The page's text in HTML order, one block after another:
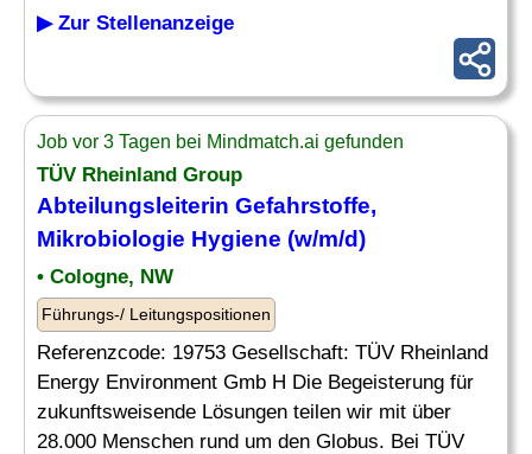
▶ Zur Stellenanzeige
Job vor 3 Tagen bei Mindmatch.ai gefunden
TÜV Rheinland Group
Abteilungsleiterin Gefahrstoffe,
Mikrobiologie Hygiene (w/m/d)
• Cologne, NW
Führungs-/ Leitungspositionen
Referenzcode: 19753 Gesellschaft: TÜV Rheinland
Energy Environment Gmb H Die Begeisterung für
zukunftsweisende Lösungen teilen wir mit über
28.000 Menschen rund um den Globus. Bei TÜV